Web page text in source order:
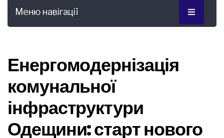
Меню навігації
Енергомодернізація
комунальної
інфраструктури
Одещини: старт нового